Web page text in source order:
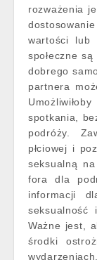
rozważenia
wartości lub
społeczne
dobrego
partnera
spotkania,
podróży.
płciowej i
seksualną
fora dla
informacji
seksualność
Ważne jest,
środki
wydarzeniach.